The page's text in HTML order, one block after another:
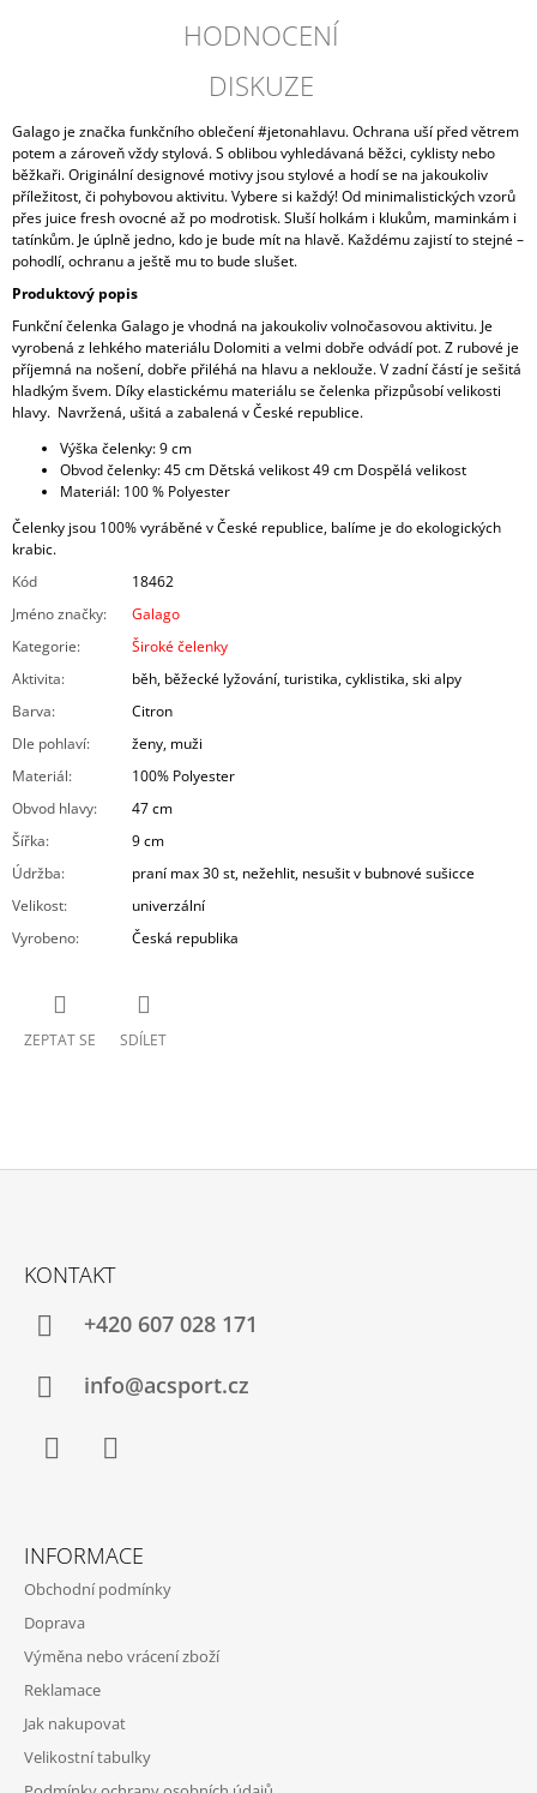
HODNOCENÍ
DISKUZE
Galago je značka funkčního oblečení #jetonahlavu. Ochrana uší před větrem
potem a zároveň vždy stylová. S oblibou vyhledávaná běžci, cyklisty nebo
běžkaři. Originální designové motivy jsou stylové a hodí se na jakoukoliv
příležitost, či pohybovou aktivitu. Vybere si každý! Od minimalistických vzorů
přes juice fresh ovocné až po modrotisk. Sluší holkám i klukům, maminkám i
tatínkům. Je úplně jedno, kdo je bude mít na hlavě. Každému zajistí to stejné –
pohodlí, ochranu a ještě mu to bude slušet.
Produktový popis
Funkční čelenka Galago je vhodná na jakoukoliv volnočasovou aktivitu. Je
vyrobená z lehkého materiálu Dolomiti a velmi dobře odvádí pot. Z rubové je
příjemná na nošení, dobře přiléhá na hlavu a neklouže. V zadní částí je sešitá
hladkým švem. Díky elastickému materiálu se čelenka přizpůsobí velikosti
hlavy. Navržená, ušitá a zabalená v České republice.
Výška čelenky: 9 cm
Obvod čelenky: 45 cm Dětská velikost 49 cm Dospělá velikost
Materiál: 100 % Polyester
Čelenky jsou 100% vyráběné v České republice, balíme je do ekologických
krabic.
Kód
18462
Jméno značky:
Galago
Kategorie:
Široké čelenky
Aktivita:
běh, běžecké lyžování, turistika, cyklistika, ski alpy
Barva:
Citron
Dle pohlaví:
ženy, muži
Materiál:
100% Polyester
Obvod hlavy:
47 cm
Šířka:
9 cm
Údržba:
praní max 30 st, nežehlit, nesušit v bubnové sušicce
Velikost:
univerzální
Vyrobeno: Česká republika
ZEPTAT SE SDÍLET
KONTAKT
+420 607 028 171
info@acsport.cz
INFORMACE
Obchodní podmínky
Doprava
Výměna nebo vrácení zboží
Reklamace
Jak nakupovat
Velikostní tabulky